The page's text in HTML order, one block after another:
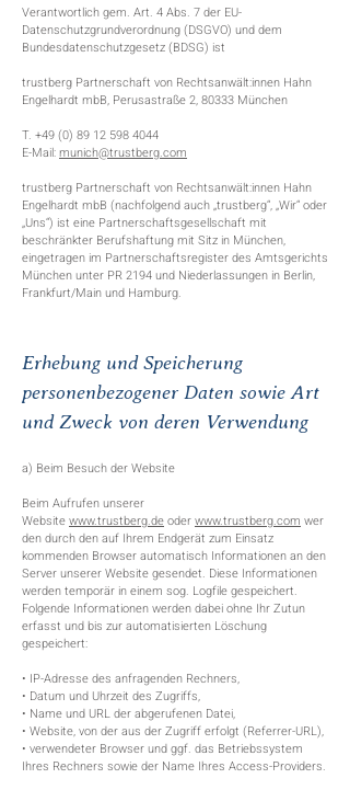
Verantwortlich gem. Art. 4 Abs. 7 der EU-
Datenschutzgrundverordnung (DSGVO) und dem
Bundesdatenschutzgesetz (BDSG) ist
trustberg Partnerschaft von Rechtsanwält:innen Hahn
Engelhardt mbB, Perusastraße 2, 80333 München
T. +49 (0) 89 12 598 4044
E-Mail:munich@trustberg.com
trustberg Partnerschaft von Rechtsanwält:innen Hahn
Engelhardt mbB (nachfolgend auch „trustberg“, „Wir“ oder
„Uns“) ist eine Partnerschaftsgesellschaft mit
beschränkter Berufshaftung mit Sitz in München,
eingetragen im Partnerschaftsregister des Amtsgerichts
München unter PR 2194 und Niederlassungen in Berlin,
Frankfurt/Main und Hamburg.
Erhebung und Speicherung
personenbezogener Daten sowie Art
und Zweck von deren Verwendung
a) Beim Besuch der Website
Beim Aufrufen unserer
Websitewww.trustberg.deoderwww.trustberg.com wer
den durch den auf Ihrem Endgerät zum Einsatz
kommenden Browser automatisch Informationen an den
Server unserer Website gesendet. Diese Informationen
werden temporär in einem sog. Logfile gespeichert.
Folgende Informationen werden dabei ohne Ihr Zutun
erfasst und bis zur automatisierten Löschung
gespeichert:
• IP-Adresse des anfragenden Rechners,
• Datum und Uhrzeit des Zugriffs,
• Name und URL der abgerufenen Datei,
• Website, von der aus der Zugriff erfolgt (Referrer-URL),
• verwendeter Browser und ggf. das Betriebssystem
Ihres Rechners sowie der Name Ihres Access-Providers.